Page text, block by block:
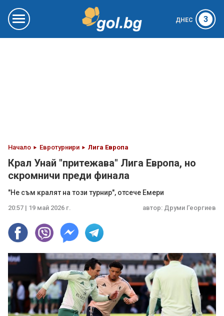
ДНЕС 3
Начало Евротурнири Лига Европа
Крал Унай "притежава" Лига Европа, но
скромничи преди финала
"Не съм кралят на този турнир", отсече Емери
20:57 | 19 май 2026 г. автор: Друми Георгиев